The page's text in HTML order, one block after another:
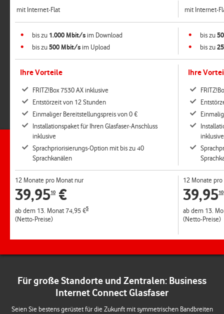
mit Internet-Flat
bis zu 1.000 Mbit/s im Download
bis zu500 Mbit/s im Upload
Ihre Vorteile
FRITZ!Box 7530 AX inklusive
Entstörzeit von 12 Stunden
Einmaliger Bereitstellungspreis von 0 €
Installationspaket für Ihren Glasfaser-Anschluss
inklusive
Sprachpriorisierungs-Option mit bis zu 40
Sprachkanälen
12 Monate pro Monat nur
39,9510 €
ab dem 13. Monat 74,95 €5
(Netto-Preise)
mit Internet-
bis zu
bis zu
Ihre
inklusive
12 Monate
39,9510
ab dem 13.
(Netto-Preise)
Für große Standorte und Zentralen: Business
Internet Connect Glasfaser
Seien Sie bestens gerüstet für die Zukunft mit symmetrischen Bandbreiten